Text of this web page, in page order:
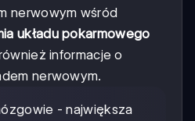
nerwowym wśród
układu pokarmowego
informacje o
nerwowym.
- największa